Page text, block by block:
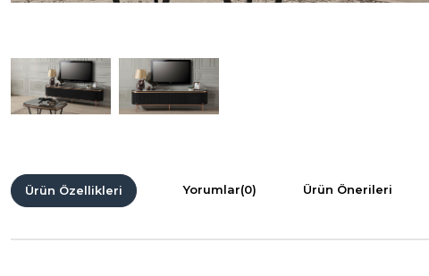
Ürün Özellikleri Yorumlar(0) Ürün Önerileri